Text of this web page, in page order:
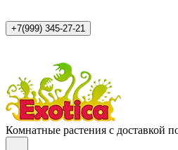
+7(999) 345-27-21
Комнатные растения с доставкой